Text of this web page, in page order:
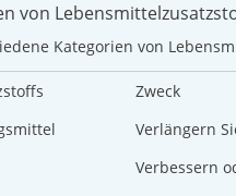
von
Kategorien von
Zweck
Verlängern
Verbessern